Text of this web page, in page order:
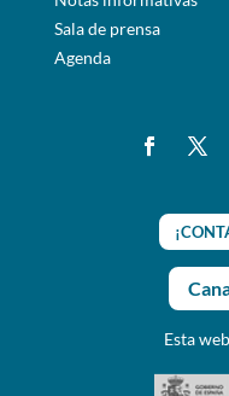
Sala de prensa
Agenda
Esta